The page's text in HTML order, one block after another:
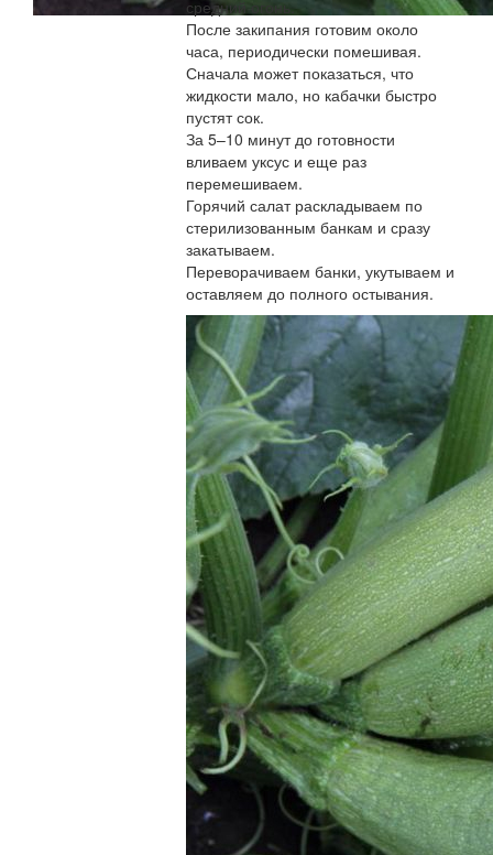
средний огонь.
После закипания готовим около
часа, периодически помешивая.
Сначала может показаться, что
жидкости мало, но кабачки быстро
пустят сок.
За 5–10 минут до готовности
вливаем уксус и еще раз
перемешиваем.
Горячий салат раскладываем по
стерилизованным банкам и сразу
закатываем.
Переворачиваем банки, укутываем и
оставляем до полного остывания.